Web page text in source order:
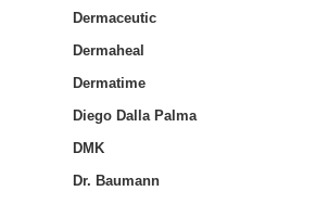
Dermaceutic
Dermaheal
Dermatime
Diego Dalla Palma
DMK
Dr. Baumann